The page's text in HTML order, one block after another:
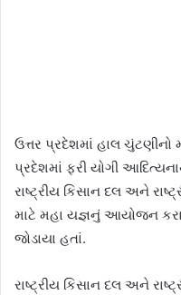
ઉત્તર પ્રદેશમાં હાલ ચુંટણીનો
પ્રદેશમાં ફરી યોગી
રાષ્ટ્રીય કિસાન દલ અને
માટે મહા યજ્ઞનું આયોજન
જોડાયા હતાં.
રાષ્ટ્રીય કિસાન દલ અને